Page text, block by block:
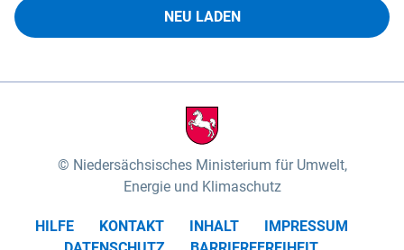
NEU LADEN
Niedersächsisches Ministerium für Umwelt,
Energie und Klimaschutz
HILFE KONTAKT INHALT
IMPRESSUM